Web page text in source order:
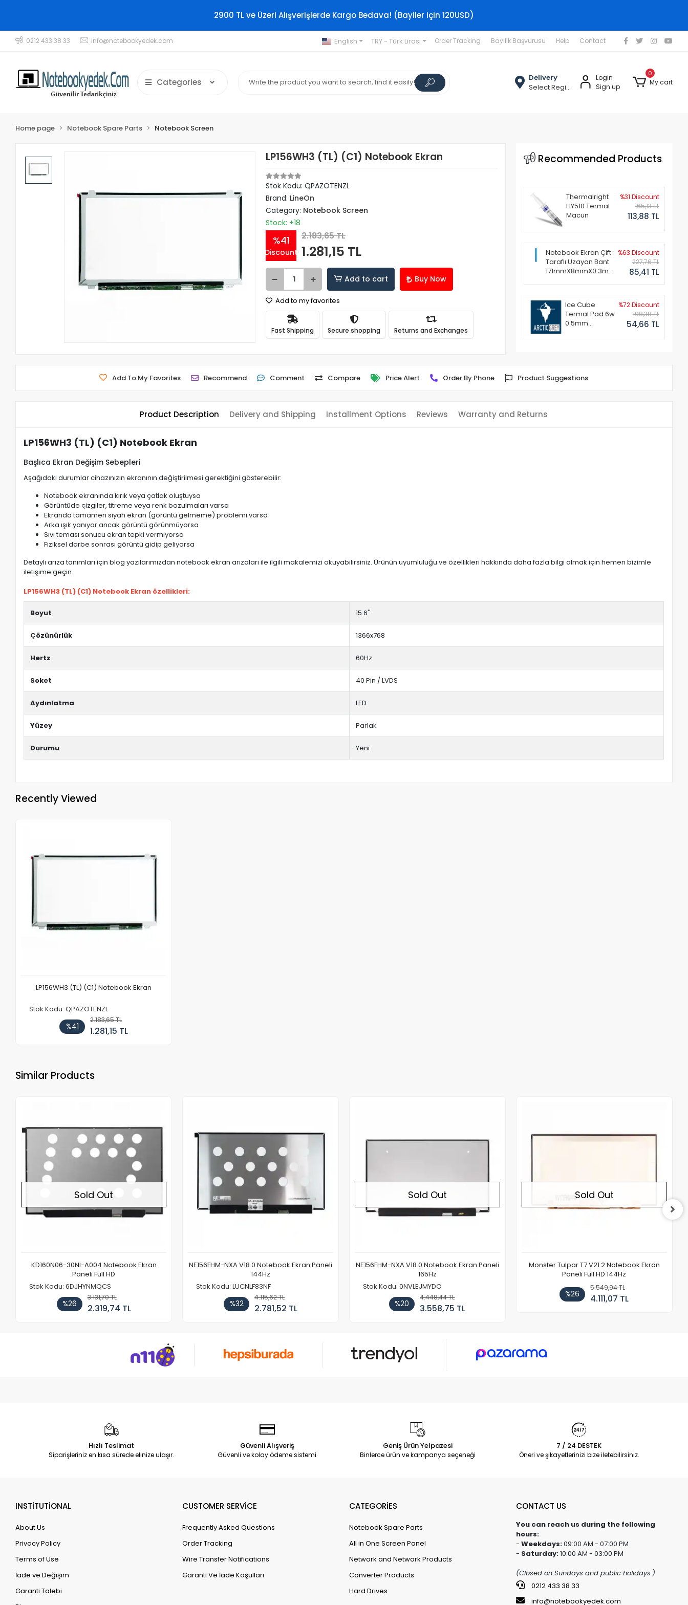
2900 TL ve Üzeri Alışverişlerde Kargo Bedava! (Bayiler için 120USD)
0212 433 38 33 info@notebookyedek.com English TRY - Türk Lirası Order Tracking Bayilik Başvurusu Help Contact
Categories
Delivery
Select Region
Login
Sign up
0
My cart
Home page Notebook Spare Parts Notebook Screen
LP156WH3 (TL) (C1) Notebook Ekran
Stok Kodu: QPAZOTENZL
Brand: LineOn
Category: Notebook Screen
Stock: +18
%41
Discount
2.183,65 TL
1.281,15 TL
Add to cart Buy Now
Add to my favorites
Fast Shipping Secure shopping Returns and Exchanges
Recommended Products
Thermalright
HY510 Termal
Macun
%31 Discount
165,13 TL
113,88 TL
Notebook Ekran Çift
Taraflı Uzayan Bant
171mmX8mmX0.3mm
%63 Discount
227,76 TL
85,41 TL
Ice Cube
Termal Pad 6w
0.5mm
%72 Discount
198,38 TL
54,66 TL
Add To My Favorites Recommend Comment Compare Price Alert Order By Phone Product Suggestions
Product Description Delivery and Shipping Installment Options Reviews Warranty and Returns
LP156WH3 (TL) (C1) Notebook Ekran
Başlıca Ekran Değişim Sebepleri
Aşağıdaki durumlar cihazınızın ekranının değiştirilmesi gerektiğini gösterebilir:
Notebook ekranında kırık veya çatlak oluştuysa
Görüntüde çizgiler, titreme veya renk bozulmaları varsa
Ekranda tamamen siyah ekran (görüntü gelmeme) problemi varsa
Arka ışık yanıyor ancak görüntü görünmüyorsa
Sıvı teması sonucu ekran tepki vermiyorsa
Fiziksel darbe sonrası görüntü gidip geliyorsa
Detaylı arıza tanımları için blog yazılarımızdan notebook ekran arızaları ile ilgili makalemizi okuyabilirsiniz. Ürünün uyumluluğu ve özellikleri hakkında daha fazla bilgi almak için hemen bizimle
iletişime geçin.
LP156WH3 (TL) (C1) Notebook Ekran özellikleri:
Boyut 15.6''
Çözünürlük 1366x768
Hertz 60Hz
Soket 40 Pin / LVDS
Aydınlatma LED
Yüzey Parlak
Durumu Yeni
Recently Viewed
LP156WH3 (TL) (C1) Notebook Ekran
Stok Kodu: QPAZOTENZL
%41
2.183,65 TL
1.281,15 TL
Similar Products
Sold Out
KD160N06-30NI-A004 Notebook Ekran
Paneli Full HD
Stok Kodu: 6DJHYNMQCS
%26
3.131,70 TL
2.319,74 TL
NE156FHM-NXA V18.0 Notebook Ekran Paneli
144Hz
Stok Kodu: LUCNLF83NF
%32
4.115,62 TL
2.781,52 TL
Sold Out
NE156FHM-NXA V18.0 Notebook Ekran Paneli
165Hz
Stok Kodu: 0NVLEJMYDO
%20
4.448,44 TL
3.558,75 TL
Sold Out
Monster Tulpar T7 V21.2 Notebook Ekran
Paneli Full HD 144Hz
%26
5.549,94 TL
4.111,07 TL
Hızlı Teslimat
Siparişleriniz en kısa sürede elinize ulaşır.
Güvenli Alışveriş
Güvenli ve kolay ödeme sistemi
Geniş Ürün Yelpazesi
Binlerce ürün ve kampanya seçeneği
7 / 24 DESTEK
Öneri ve şikayetlerinizi bize iletebilirsiniz.
INSTİTUTİONAL
About Us
Privacy Policy
Terms of Use
İade ve Değişim
Garanti Talebi
CUSTOMER SERVİCE
Frequently Asked Questions
Order Tracking
Wire Transfer Notifications
Garanti Ve İade Koşulları
CATEGORİES
Notebook Spare Parts
All in One Screen Panel
Network and Network Products
Converter Products
Hard Drives
CONTACT US
You can reach us during the following
hours:
- Weekdays:09:00 AM - 07:00 PM
- Saturday:10:00 AM - 03:00 PM
(Closed on Sundays and public holidays.)
0212 433 38 33
info@notebookyedek.com